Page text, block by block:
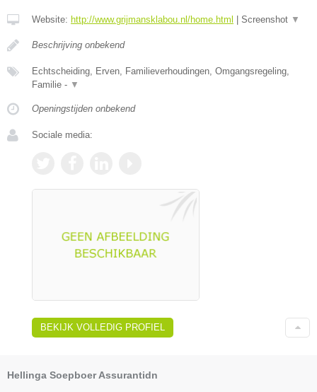
Website: http://www.grijmansklabou.nl/home.html | Screenshot ▼
Beschrijving onbekend
Echtscheiding, Erven, Familieverhoudingen, Omgangsregeling,
Familie - ▼
Openingstijden onbekend
Sociale media:
BEKIJK VOLLEDIG PROFIEL
Hellinga Soepboer Assurantidn